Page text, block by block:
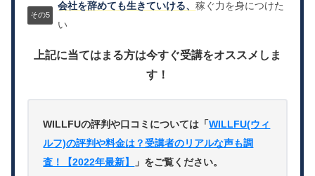
会社を辞めても生きていける、稼ぐ力を身につけた
い
上記に当てはまる方は今すぐ受講をオススメしま
す！
WILLFUの評判や口コミについては「WILLFU(ウィ
ルフ)の評判や料金は？受講者のリアルな声も調
査！【2022年最新】
」をご覧ください。